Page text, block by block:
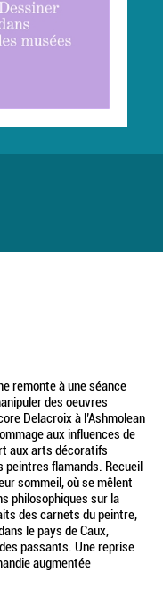
remonte à une séance
des oeuvres
Delacroix à l’Ashmolean
aux influences de
aux arts décoratifs
peintres flamands. Recueil
sommeil, où se mêlent
philosophiques sur la
des carnets du peintre,
le pays de Caux,
passants. Une reprise
augmentée